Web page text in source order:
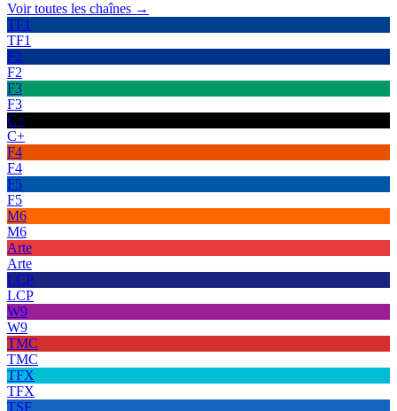
Voir toutes les chaînes →
TF1
TF1
F2
F2
F3
F3
C+
C+
F4
F4
F5
F5
M6
M6
Arte
Arte
LCP
LCP
W9
W9
TMC
TMC
TFX
TFX
TSF